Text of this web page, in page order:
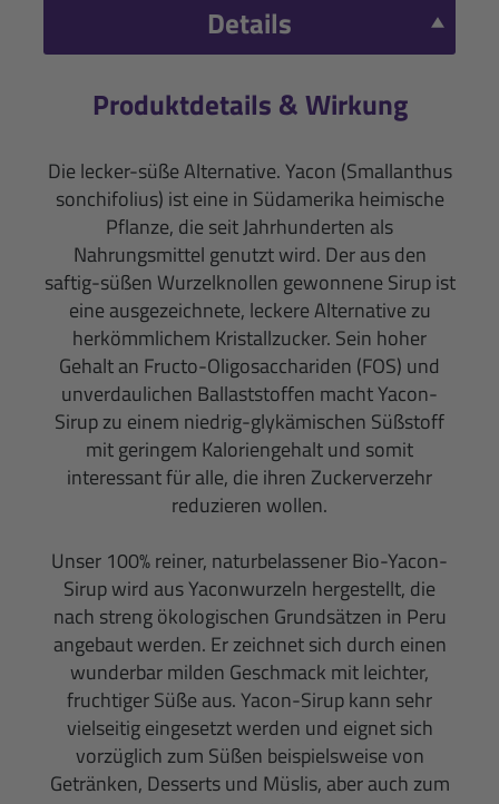
Details
Produktdetails & Wirkung
Die lecker-süße Alternative. Yacon (Smallanthus
sonchifolius) ist eine in Südamerika heimische
Pflanze, die seit Jahrhunderten als
Nahrungsmittel genutzt wird. Der aus den
saftig-süßen Wurzelknollen gewonnene Sirup ist
eine ausgezeichnete, leckere Alternative zu
herkömmlichem Kristallzucker. Sein hoher
Gehalt an Fructo-Oligosacchariden (FOS) und
unverdaulichen Ballaststoffen macht Yacon-
Sirup zu einem niedrig-glykämischen Süßstoff
mit geringem Kaloriengehalt und somit
interessant für alle, die ihren Zuckerverzehr
reduzieren wollen.
Unser 100% reiner, naturbelassener Bio-Yacon-
Sirup wird aus Yaconwurzeln hergestellt, die
nach streng ökologischen Grundsätzen in Peru
angebaut werden. Er zeichnet sich durch einen
wunderbar milden Geschmack mit leichter,
fruchtiger Süße aus. Yacon-Sirup kann sehr
vielseitig eingesetzt werden und eignet sich
vorzüglich zum Süßen beispielsweise von
Getränken, Desserts und Müslis, aber auch zum